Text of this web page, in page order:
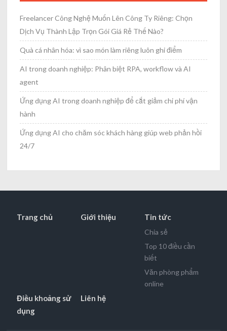
Freelancer Công Nghệ Muốn Lên Công Ty Riêng: Chọn
Dịch Vụ Thành Lập Trọn Gói Giá Rẻ Thế Nào?
Quà cá nhân hóa: vì sao món làm riêng luôn ghi điểm
AI trong doanh nghiệp: Phân biệt RPA, workflow và AI
agent
Ứng dụng AI trong doanh nghiệp để cắt giảm chi phí vận
hành
Ứng dụng AI cho chăm sóc khách hàng giúp web phản hồi
24/7
Trang chủ Giới thiệu Tin tức
Chia sẻ
Top 10 điều cần
biết
Văn phòng phẩm
online
Điều khoảng sử
dụng
Liên hệ